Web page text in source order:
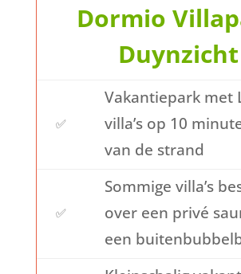
Dormio
Duynzicht
✅
Vakantiepark met
villa’s op 10
van de strand
✅
Sommige villa’s
over een privé
een